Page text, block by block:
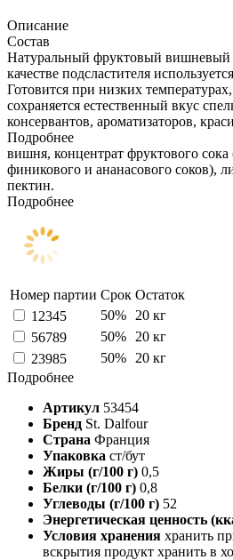
Описание
Состав
Натуральный фруктовый вишневый
качестве подсластителя
Готовится при низких
сохраняется естественный вкус
консервантов, ароматизаторов,
Подробнее
вишня, концентрат фруктового сока
финикового и ананасового соков),
пектин.
Подробнее
Номер партии Срок Остаток
12345
50%
20 кг
56789
50%
20 кг
23985
50%
20 кг
Подробнее
Артикул 53454
Бренд St. Dalfour
Страна Франция
Упаковка ст/бут
Жиры (г/100 г) 0,5
Белки (г/100 г) 0,8
Углеводы (г/100 г) 52
Энергетическая ценность
Условия хранения хранить
вскрытия продукт хранить в